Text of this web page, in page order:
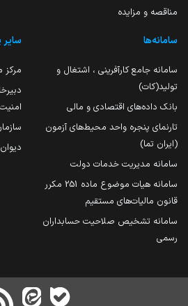
مناقصه و مزایده
سامانه‌ها
سامانه جامع کارآفرینی ، اشتغال و
تولید(کات)
بانک داده‌های اقتصادی و مالی
تارنمای پنجره واحد محیط‌های آزمون
(ایران تما)
سامانه مدیریت خدمات دولت
سامانه هیات موضوع ماده 251 مکرر
قانون مالیات‌های مستقیم
سامانه تشخیص صلاحیت حسابداران
رسمی
سایر
مرکز